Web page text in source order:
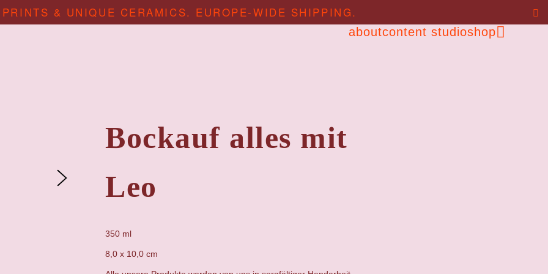
& UNIQUE CERAMICS. EUROPE-WIDE SHIPPING.
aboutcontent studioshop
Bockauf alles mit
Leo
350 ml
8,0 x 10,0 cm